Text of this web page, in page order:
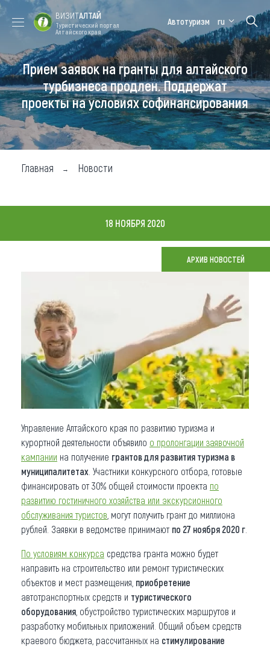
Форум VISIT
ALTAI
Цветение
маральника
Медицинский
форум
Алтайская
зимовка
Туры
Где побывать
Чем заняться
Карта
О регионе
Коллекция впечатлений
Другие рубрики
ВИЗИТАЛТАЙ
Туристический портал
Алтайского края
Автотуризм ru
Прием заявок на гранты для алтайского
турбизнеса продлен. Поддержат
проекты на условиях софинансирования
Главная Новости
18 НОЯБРЯ 2020
АРХИВ НОВОСТЕЙ
Управление Алтайского края по развитию туризма и
курортной деятельности объявило о пролонгации заявочной
кампании на получение грантов для развития туризма в
муниципалитетах . Участники конкурсного отбора, готовые
финансировать от 30% общей стоимости проекта по
развитию гостиничного хозяйства или экскурсионного
обслуживания туристов , могут получить грант до миллиона
рублей. Заявки в ведомстве принимают по 27 ноября 2020 г
По условиям конкурса средства гранта можно будет
направить на строительство или ремонт туристических
объектов и мест размещения, приобретение
автотранспортных средств и туристического
оборудования , обустройство туристических маршрутов и
разработку мобильных приложений. Общий объем средств
краевого бюджета, рассчитанных на стимулирование